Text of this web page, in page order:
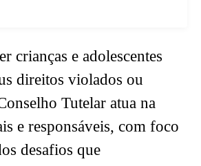
crianças e adolescentes
direitos violados ou
Tutelar atua na
e responsáveis, com foco
desafios que